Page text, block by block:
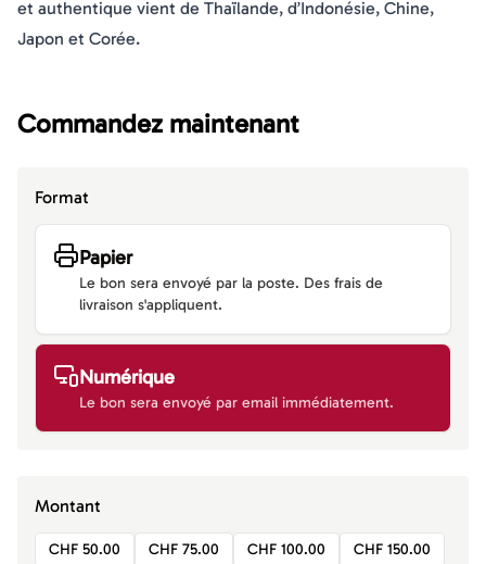
et authentique vient de Thaïlande, d’Indonésie, Chine,
Japon et Corée.
Commandez maintenant
Format
Papier
Le bon sera envoyé par la poste. Des frais de
livraison s'appliquent.
Numérique
Le bon sera envoyé par email immédiatement.
Montant
CHF 50.00 CHF 75.00 CHF 100.00
CHF 150.00